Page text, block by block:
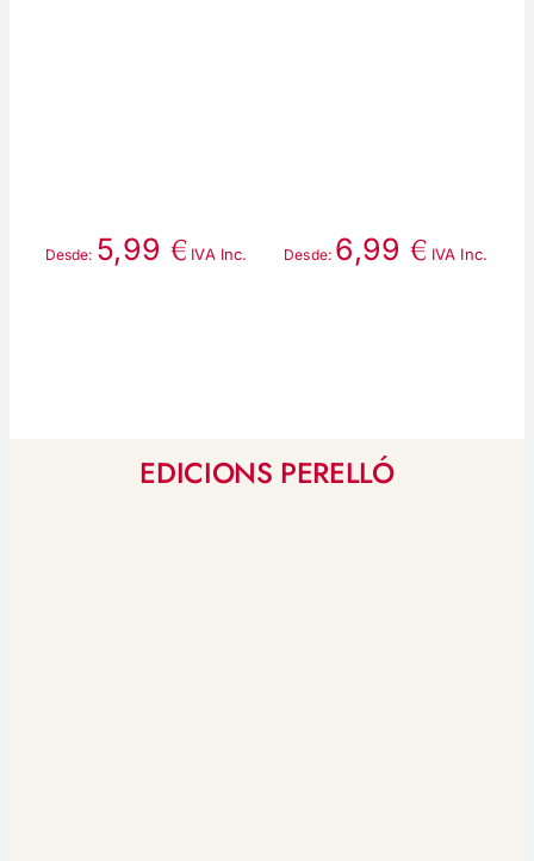
Desde: 5,99 € IVA Inc. Desde: 6,99€ IVA Inc.
EDICIONS PERELLÓ